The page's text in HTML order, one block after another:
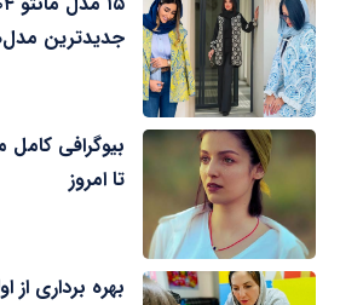
جدیدترین
بیوگرافی
تا امروز
بهره برداری از